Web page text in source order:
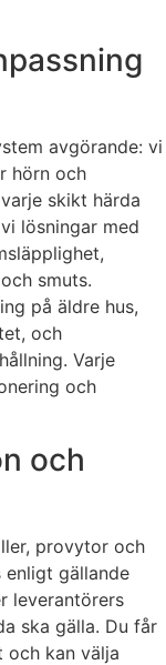
avgörande: vi
hörn och
skikt härda
lösningar med
smuts.
på äldre hus,
och
Varje
och
och
provytor och
gällande
leverantörers
ska gälla. Du får
kan välja